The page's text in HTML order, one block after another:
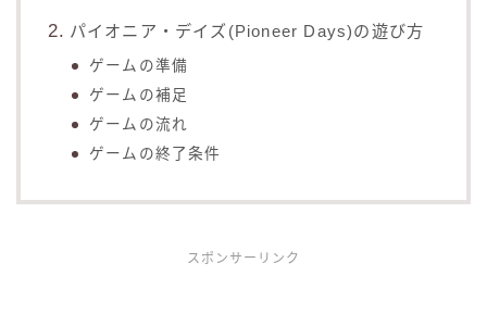
パイオニア・デイズ(Pioneer Days)の遊び方
ゲームの準備
ゲームの補足
ゲームの流れ
ゲームの終了条件
スポンサーリンク